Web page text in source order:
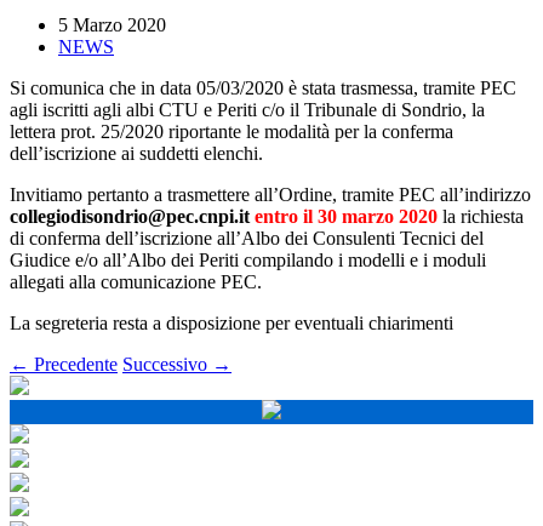
5 Marzo 2020
NEWS
Si comunica che in data 05/03/2020 è stata trasmessa, tramite PEC
agli iscritti agli albi CTU e Periti c/o il Tribunale di Sondrio, la
lettera prot. 25/2020 riportante le modalità per la conferma
dell’iscrizione ai suddetti elenchi.
Invitiamo pertanto a trasmettere all’Ordine, tramite PEC all’indirizzo
collegiodisondrio@pec.cnpi.it entro il 30 marzo 2020 la richiesta
di conferma dell’iscrizione all’Albo dei Consulenti Tecnici del
Giudice e/o all’Albo dei Periti compilando i modelli e i moduli
allegati alla comunicazione PEC.
La segreteria resta a disposizione per eventuali chiarimenti
← Precedente Successivo →